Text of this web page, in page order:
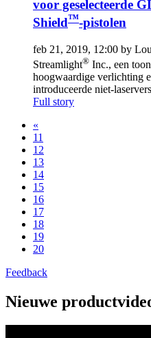
voor geselecteerde
Shield™-pistolen
feb 21, 2019, 12:00 by
Streamlight® Inc., een
hoogwaardige verlichting
introduceerde niet-
Full story
«
11
12
13
14
15
16
17
18
19
20
Feedback
Nieuwe